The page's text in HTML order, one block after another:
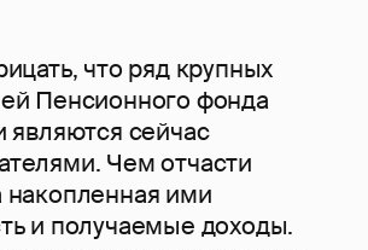
что ряд крупных
Пенсионного фонда
являются сейчас
Чем отчасти
накопленная ими
и получаемые доходы.